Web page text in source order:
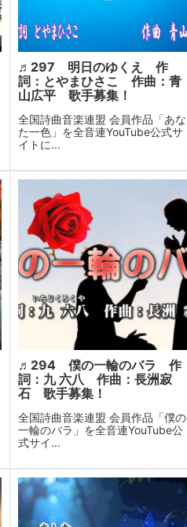
♬297 明日のゆくえ 作
詞：とやまひさこ 作曲：青
山広平 歌手募集！
全国詩曲音楽連盟 会員作品「あな
た一色」を全音連YouTube公式サ
イトに...
♬294 僕の一輪のバラ 作
詞：九 六八 作曲：長洲寂
石 歌手募集！
全国詩曲音楽連盟 会員作品「僕の
一輪のバラ」を全音連YouTube公
式サイ...